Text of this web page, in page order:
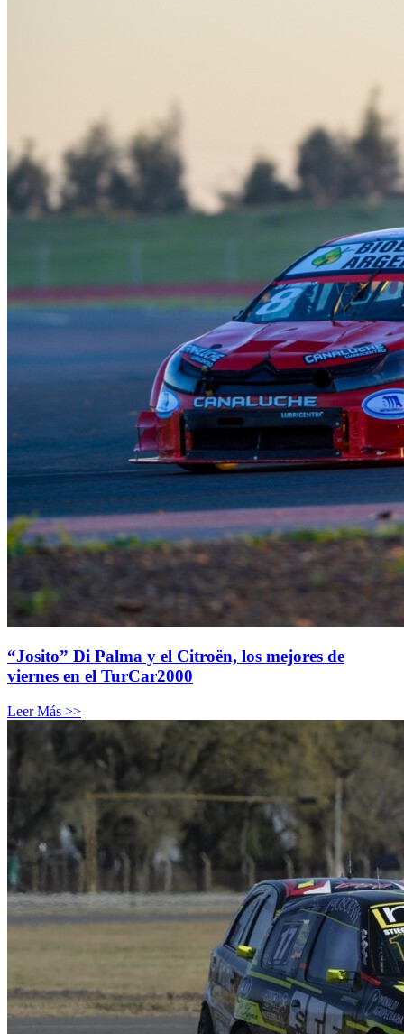
“Josito” Di Palma y el Citroën, los mejores de
viernes en el TurCar2000
Leer Más >>